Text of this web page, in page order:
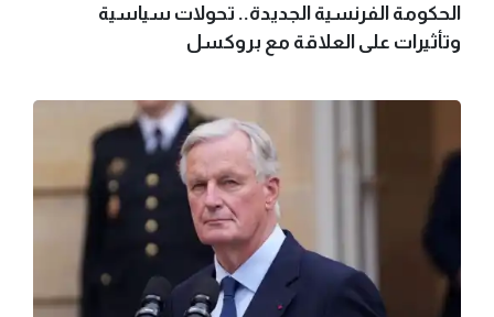
الحكومة الفرنسية الجديدة.. تحولات سياسية
وتأثيرات على العلاقة مع بروكسل